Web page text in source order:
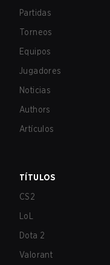
Partidas
Torneos
Equipos
Jugadores
Noticias
Authors
Artículos
TÍTULOS
CS2
LoL
Dota 2
Valorant